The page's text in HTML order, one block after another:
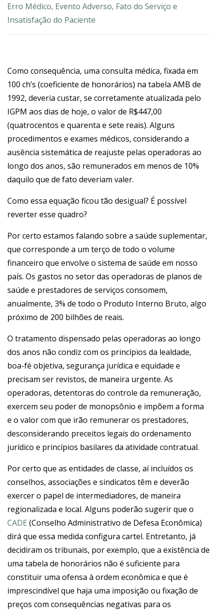
Erro Médico, Evento Adverso, Fato do Serviço e
Insatisfação do Paciente
Como consequência, uma consulta médica, fixada em
100 ch’s (coeficiente de honorários) na tabela AMB de
1992, deveria custar, se corretamente atualizada pelo
IGPM aos dias de hoje, o valor de R$447,00
(quatrocentos e quarenta e sete reais). Alguns
procedimentos e exames médicos, considerando a
ausência sistemática de reajuste pelas operadoras ao
longo dos anos, são remunerados em menos de 10%
daquilo que de fato deveriam valer.
Como essa equação ficou tão desigual? É possível
reverter esse quadro?
Por certo estamos falando sobre a saúde suplementar,
que corresponde a um terço de todo o volume
financeiro que envolve o sistema de saúde em nosso
país. Os gastos no setor das operadoras de planos de
saúde e prestadores de serviços consomem,
anualmente, 3% de todo o Produto Interno Bruto, algo
próximo de 200 bilhões de reais.
O tratamento dispensado pelas operadoras ao longo
dos anos não condiz com os princípios da lealdade,
boa-fé objetiva, segurança jurídica e equidade e
precisam ser revistos, de maneira urgente. As
operadoras, detentoras do controle da remuneração,
exercem seu poder de monopsônio e impõem a forma
e o valor com que irão remunerar os prestadores,
desconsiderando preceitos legais do ordenamento
jurídico e princípios basilares da atividade contratual.
Por certo que as entidades de classe, aí incluídos os
conselhos, associações e sindicatos têm e deverão
exercer o papel de intermediadores, de maneira
regionalizada e local. Alguns poderão sugerir que o
CADE (Conselho Administrativo de Defesa Econômica)
dirá que essa medida configura cartel. Entretanto, já
decidiram os tribunais, por exemplo, que a existência de
uma tabela de honorários não é suficiente para
constituir uma ofensa à ordem econômica e que é
imprescindível que haja uma imposição ou fixação de
preços com consequências negativas para os